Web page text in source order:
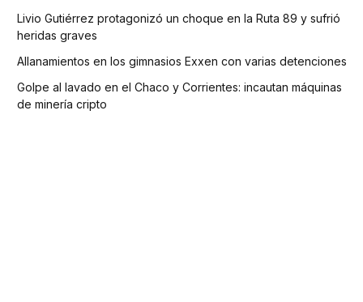
Livio Gutiérrez protagonizó un choque en la Ruta 89 y sufrió
heridas graves
Allanamientos en los gimnasios Exxen con varias detenciones
Golpe al lavado en el Chaco y Corrientes: incautan máquinas
de minería cripto